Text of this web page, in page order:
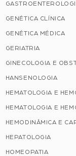
GENÉTICA CLÍNICA
GENÉTICA MÉDICA
GERIATRIA
GINECOLOGIA E
HANSENOLOGIA
HEMATOLOGIA E
HEMATOLOGIA E
HEMODINÂMICA E
HEPATOLOGIA
HOMEOPATIA